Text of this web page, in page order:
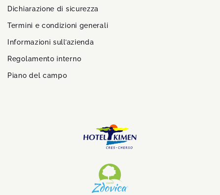
Dichiarazione di sicurezza
Termini e condizioni generali
Informazioni sull’azienda
Regolamento interno
Piano del campo